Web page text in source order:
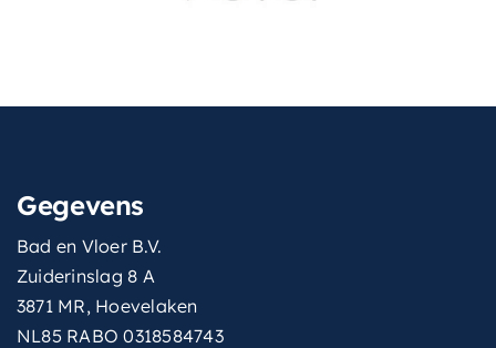
Gegevens
Bad en Vloer B.V.
Zuiderinslag 8 A
3871 MR, Hoevelaken
NL85 RABO 0318584743